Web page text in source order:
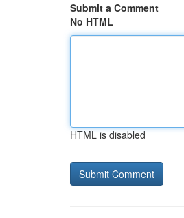
Submit a Comment
No HTML
HTML is disabled